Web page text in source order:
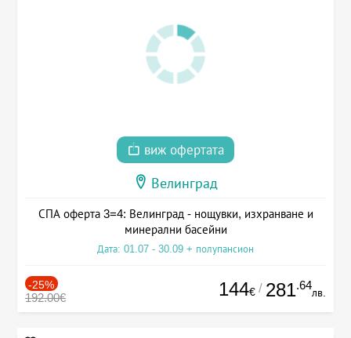
виж офертата
Велинград
СПА оферта 3=4: Велинград - нощувки, изхранване и
минерални басейни
Дата: 01.07 - 30.09 + полупансион
-25%
192.00€ 144€ / 281.64
лв.